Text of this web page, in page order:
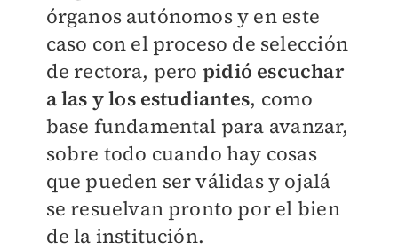
órganos autónomos y en este
caso con el proceso de selección
de rectora, pero pidió escuchar
a las y los estudiantes, como
base fundamental para avanzar,
sobre todo cuando hay cosas
que pueden ser válidas y ojalá
se resuelvan pronto por el bien
de la institución.